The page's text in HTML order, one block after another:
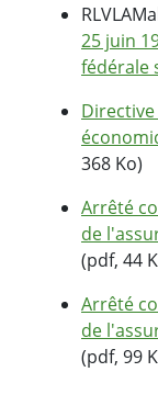
25 juin
fédérale
368 Ko)
Arrêté
de
(pdf, 44
Arrêté
de
(pdf, 99